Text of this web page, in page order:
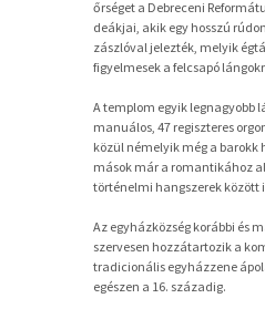
őrséget a Debreceni
deákjai, akik egy hosszú
zászlóval jelezték, melyik
figyelmesek a felcsapó
A templom egyik legnagyobb
manuálos, 47 regiszteres
közül némelyik még a barokk
mások már a romantikához
történelmi hangszerek között
Az egyházközség korábbi és
szervesen hozzátartozik a
tradicionális egyházzene
egészen a 16. századig.